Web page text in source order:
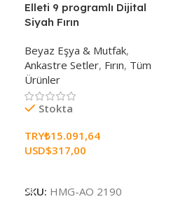
Elleti 9 programlı Dijital
Siyah Fırın
Beyaz Eşya & Mutfak,
Ankastre Setler, Fırın, Tüm
Ürünler
Stokta
TRY₺15.091,64
USD$317,00
SKU: HMG-AO 2190